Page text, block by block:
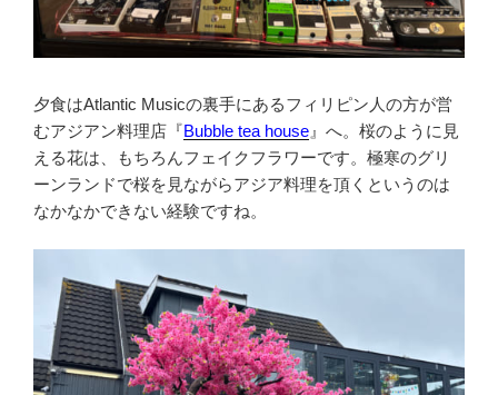
夕食はAtlantic Musicの裏手にあるフィリピン人の方が営
むアジアン料理店『Bubble tea house 』へ。桜のように見
える花は、もちろんフェイクフラワーです。極寒のグリ
ーンランドで桜を見ながらアジア料理を頂くというのは
なかなかできない経験ですね。